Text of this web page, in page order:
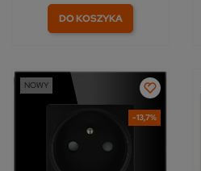
DO KOSZYKA
-13,7%
NOWY